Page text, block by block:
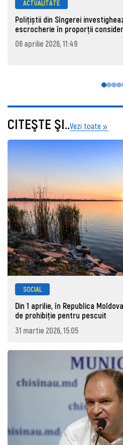
ACTUALITATE
Polițiștii din Sîngerei
escrocherie în proporții
06 aprilie 2026, 11:49
CITEŞTE ŞI..Vezi toate
SOCIAL
Din 1 aprilie, în Republica
de prohibiţie pentru pescuit
31 martie 2026, 15:05